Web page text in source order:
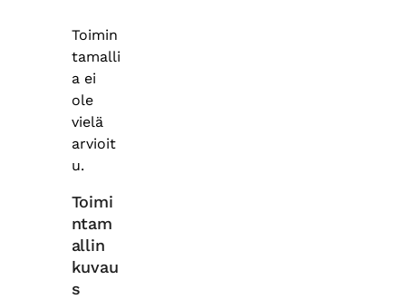
Toimin
tamalli
a ei
ole
vielä
arvioit
u.
Toimi
ntam
allin
kuvau
s